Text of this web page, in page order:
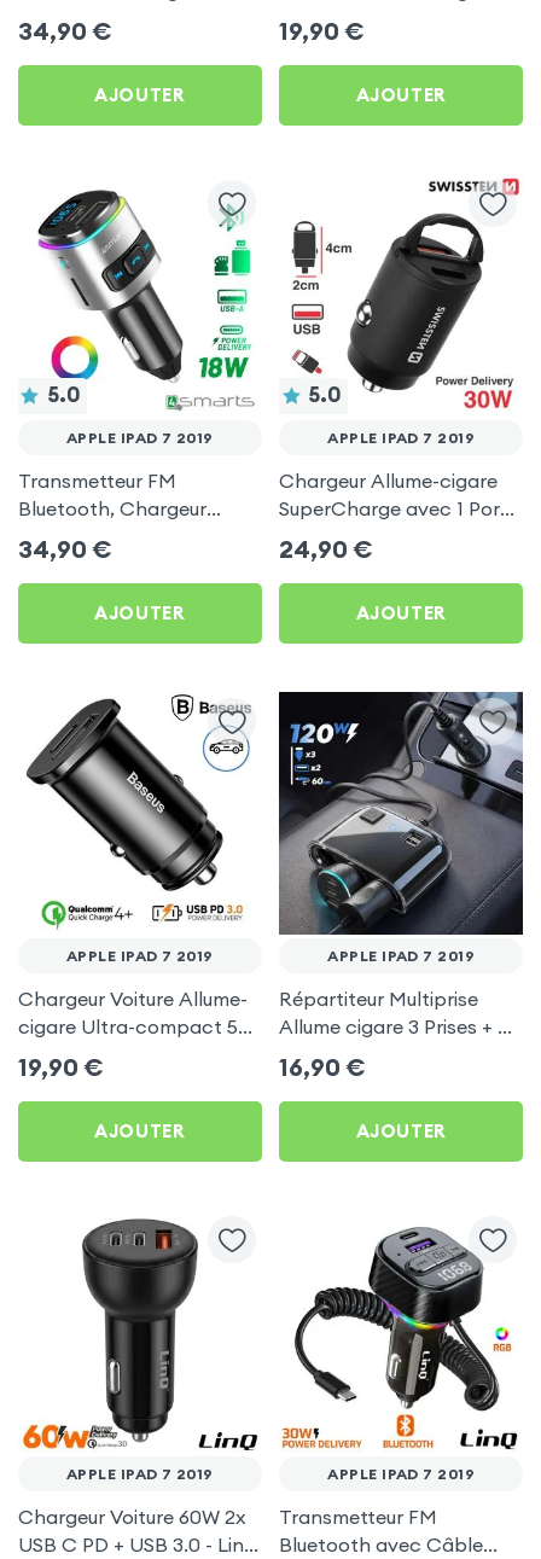
Allume-cigare, Muvit pour
Apple iPad 7 2019
34,90 €
AJOUTER
avec Finition Carbone
pour Apple iPad 7 2019
19,90 €
AJOUTER
5.0
APPLE IPAD 7 2019
Transmetteur FM
Bluetooth, Chargeur
Allume-Cigare USB / USB-
C, Kit Main Libre
Multifonction - 4smarts
34,90 €
AJOUTER
5.0
APPLE IPAD 7 2019
Chargeur Allume-cigare
SuperCharge avec 1 Ports
USB et 1 Port USB-C - Noir
pour Apple iPad 7 2019
24,90 €
AJOUTER
APPLE IPAD 7 2019
Chargeur Voiture Allume-
cigare Ultra-compact 5A
avec port USB et USB
Type C by Baseus - Noir
pour Apple iPad 7 2019
19,90 €
AJOUTER
APPLE IPAD 7 2019
Répartiteur Multiprise
Allume cigare 3 Prises + 2
USB avec câble rallonge
60cm
16,90 €
AJOUTER
APPLE IPAD 7 2019
Chargeur Voiture 60W 2x
USB C PD + USB 3.0 - LinQ
APPLE IPAD 7 2019
Transmetteur FM
Bluetooth avec Câble